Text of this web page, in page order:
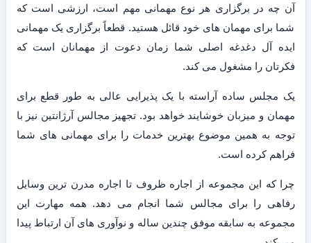
آن چه در برگزاری هر نوع مهمانی مهم است، ارزشی است که
شما برای مهمان های خود قائل هستید. قطعاً برگزاری یک مهمانی
ایده آل دغدغه اصلی شما زمان دعوت از مهمانان است که
فکرتان را مشغول می کند.
یک مجلس ساده آراسته با یک پذیرایی عالی به طور قطع برای
مهمان و میزبان خوشایند خواهد بود. تجهیز مجالس آرژانتین نیز با
توجه به همین موضوع بهترین خدمات را برای مهمانی های شما
فراهم کرده است.
چرا که این مجموعه از اجاره ظروف تا اجاره مدرن ترین وسایل
رفاهی را برای مجالس شما انجام می دهد. همه مهارت این
مجموعه به سابقه موفق چندین ساله و نوآوری های آن ارتباط پیدا